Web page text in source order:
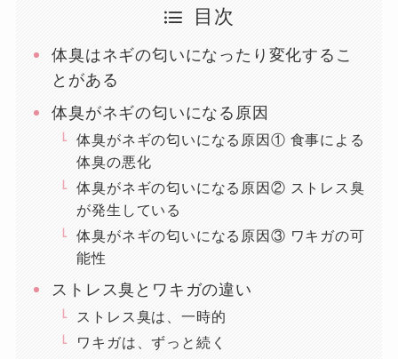
目次
体臭はネギの匂いになったり変化するこ
とがある
体臭がネギの匂いになる原因
体臭がネギの匂いになる原因① 食事による
体臭の悪化
体臭がネギの匂いになる原因② ストレス臭
が発生している
体臭がネギの匂いになる原因③ ワキガの可
能性
ストレス臭とワキガの違い
ストレス臭は、一時的
ワキガは、ずっと続く